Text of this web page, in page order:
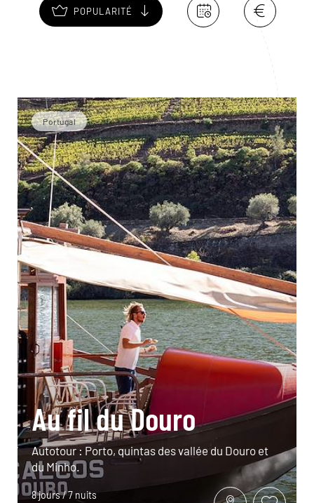
POPULARITÉ
Portugal
Au fil du Douro
Autotour : Porto, quintas des vallée du Douro et
du Minho.
8 jours / 7 nuits